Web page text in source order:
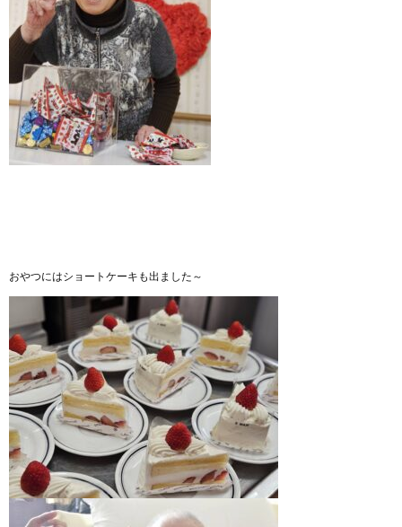
おやつにはショートケーキも出ました～